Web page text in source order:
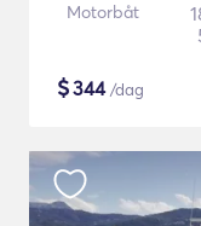
Motorbåt
$344/dag